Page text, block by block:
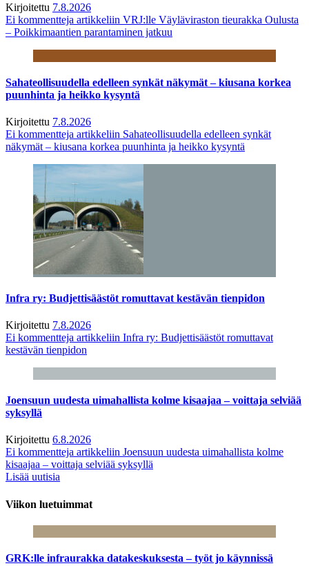
Kirjoitettu 7.8.2026
Ei kommentteja artikkeliin VRJ:lle Väyläviraston tieurakka Oulusta
– Poikkimaantien parantaminen jatkuu
Sahateollisuudella edelleen synkät näkymät – kiusana korkea
puunhinta ja heikko kysyntä
Kirjoitettu 7.8.2026
Ei kommentteja artikkeliin Sahateollisuudella edelleen synkät
näkymät – kiusana korkea puunhinta ja heikko kysyntä
Infra ry: Budjettisäästöt romuttavat kestävän tienpidon
Kirjoitettu 7.8.2026
Ei kommentteja artikkeliin Infra ry: Budjettisäästöt romuttavat
kestävän tienpidon
Joensuun uudesta uimahallista kolme kisaajaa – voittaja selviää
syksyllä
Kirjoitettu 6.8.2026
Ei kommentteja artikkeliin Joensuun uudesta uimahallista kolme
kisaajaa – voittaja selviää syksyllä
Lisää uutisia
Viikon luetuimmat
GRK:lle infraurakka datakeskuksesta – työt jo käynnissä